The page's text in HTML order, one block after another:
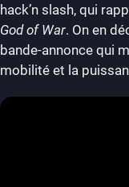
hack’n slash, qui
God of War. On en
bande-annonce qui
mobilité et la